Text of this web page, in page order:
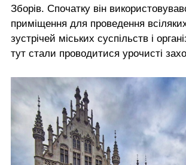
Зборів. Спочатку він
приміщення для проведення всіляких
зустрічей міських суспільств і
тут стали проводитися урочисті